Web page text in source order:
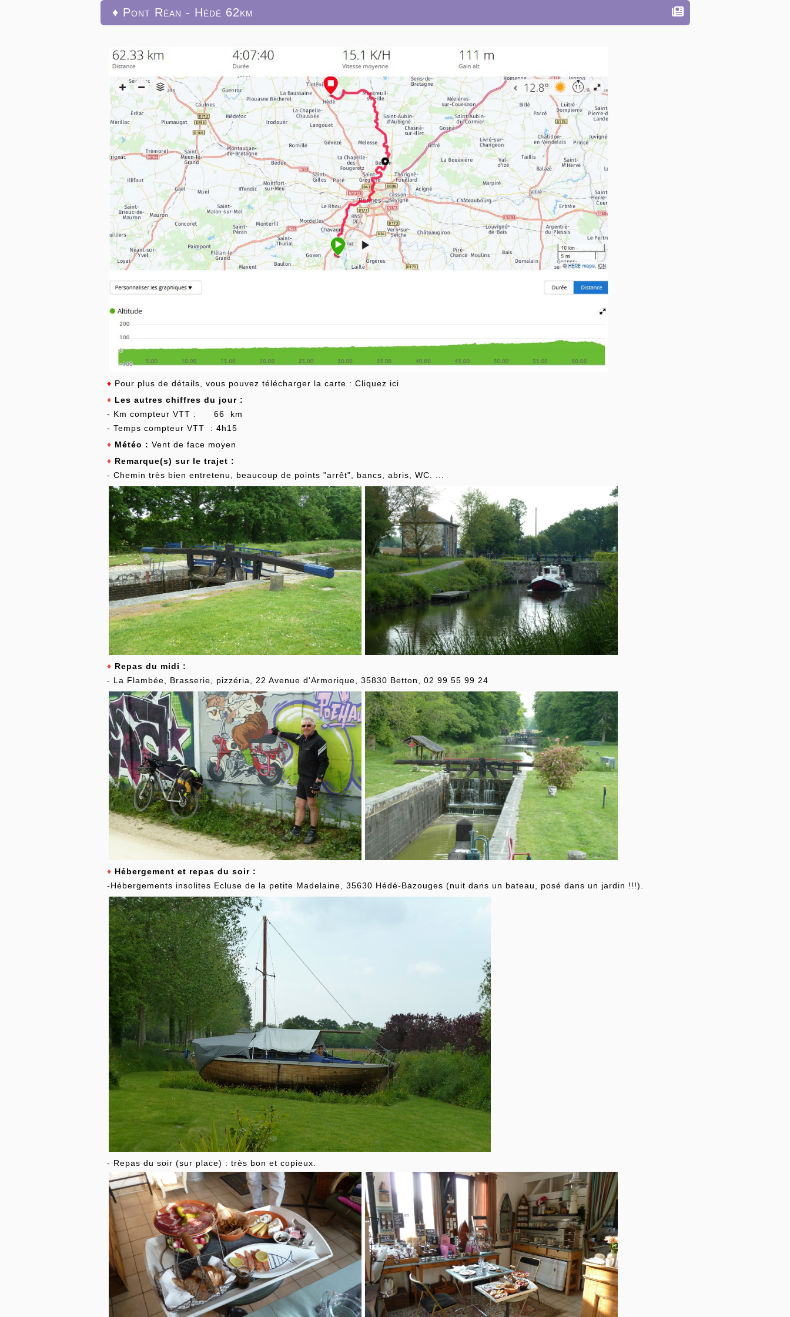
♦ Pont Réan - Hédé 62km
♦ Pour plus de détails, vous pouvez télécharger la carte : Cliquez ici
♦ Les autres chiffres du jour :
- Km compteur VTT : 66 km
- Temps compteur VTT : 4h15
♦ Météo : Vent de face moyen
♦ Remarque(s) sur le trajet :
- Chemin très bien entretenu, beaucoup de points "arrêt", bancs, abris, WC. ...
♦ Repas du midi :
- La Flambée, Brasserie, pizzéria, 22 Avenue d'Armorique, 35830 Betton, 02 99 55 99 24
♦ Hébergement et repas du soir :
-Hébergements insolites Ecluse de la petite Madelaine, 35630 Hédé-Bazouges (nuit dans un bateau, posé dans un jardin !!!).
- Repas du soir (sur place) : très bon et copieux.